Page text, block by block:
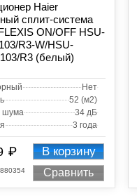
Haier
сплит-система
ON/OFF HSU-
R3-W/HSU-
R3 (белый)
Нет
52 (м2)
шума
34 дБ
3 года
₽
880354
В корзину
Сравнить